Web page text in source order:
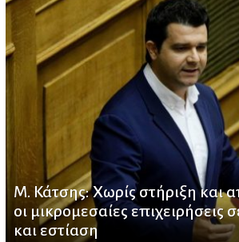
Μ. Κάτσης: Χωρίς στήριξη και
οι μικρομεσαίες επιχειρήσεις
και εστίαση